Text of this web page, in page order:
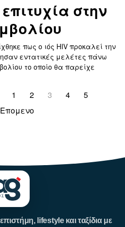
στην
πως ο ιός HIV προκαλεί την
εντατικές μελέτες πάνω
το οποίο θα παρείχε
1 2 3 4
5
Επομενο
lifestyle και ταξίδια με